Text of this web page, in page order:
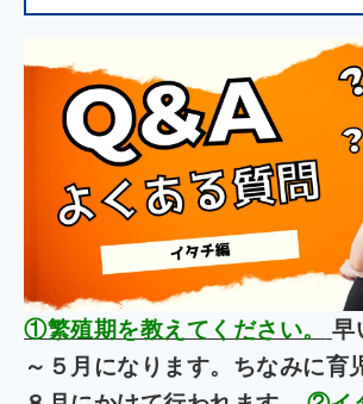
①繁殖期を教えてください。
早
～５月になります。ちなみに育